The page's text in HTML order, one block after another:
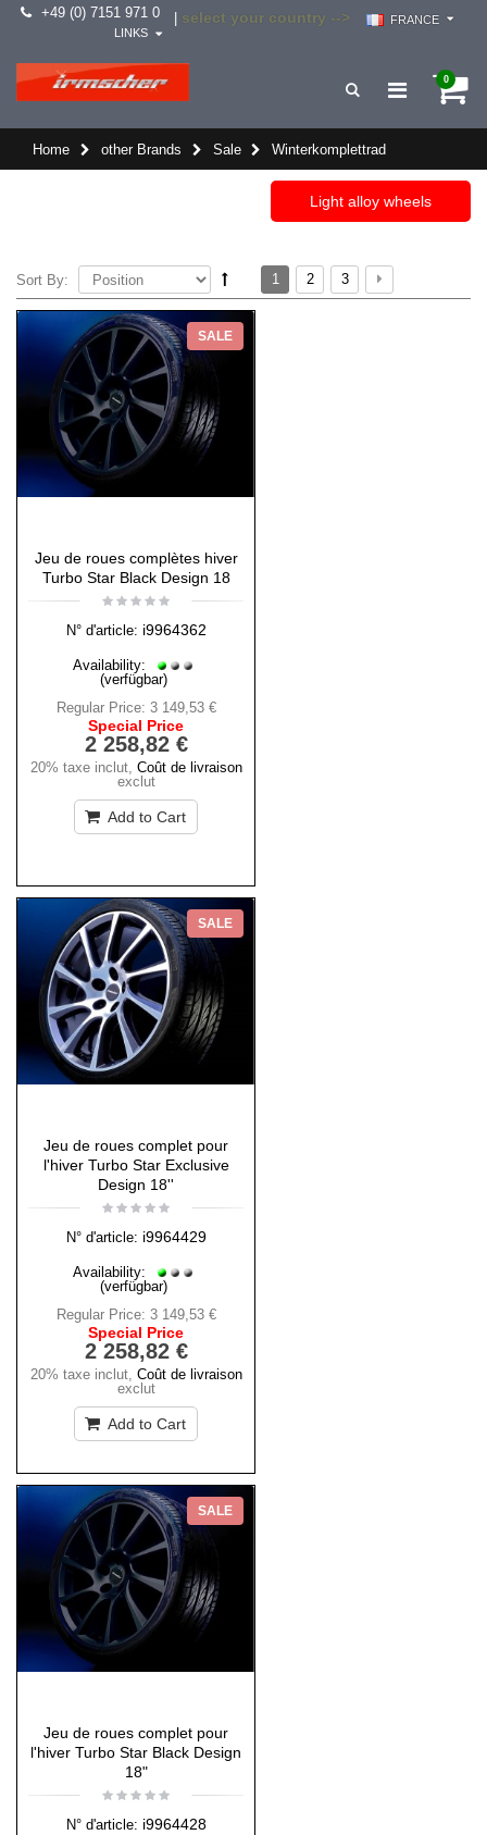
+49 (0) 7151 971 0 select your country -->
FRANCE
LINKS
0
Home other Brands Sale Winterkomplettrad
Light alloy wheels
Sort By: 1 2 3
SALE
Jeu de roues complètes hiver
Turbo Star Black Design 18
N° d'article: i9964362
Availability:
(verfügbar)
Regular Price: 3 149,53 €
Special Price
2 258,82 €
20% taxe inclut, Coût de livraison
exclut
Add to Cart
SALE
Jeu de roues complet pour
l'hiver Turbo Star Exclusive
Design 18''
N° d'article: i9964429
Availability:
(verfügbar)
Regular Price: 3 149,53 €
Special Price
2 258,82 €
20% taxe inclut, Coût de livraison
exclut
Add to Cart
SALE
Jeu de roues complet pour
l'hiver Turbo Star Black Design
18"
N° d'article: i9964428